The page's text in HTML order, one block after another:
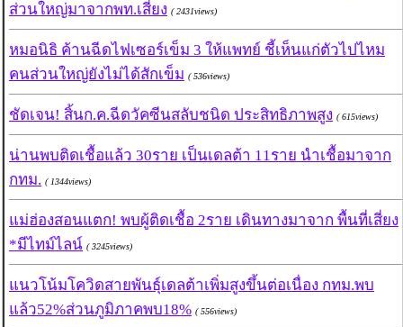
ส่วนใหญ่มาจากพท.เสี่ยง ( 2431views)
หมอนิธิ ค้านฉีดไฟเซอร์เข็ม 3 ให้แพทย์ ชี้เห็นแก่ตัวไปไหม
คนส่วนใหญ่ยังไม่ได้สักเข็ม ( 536views)
ชัดเจน! สิ้นก.ค.ฉีดวัคซีนสลับชนิด ประสิทธิภาพสูง ( 615views)
น่านพบติดเชื้อแล้ว 30ราย เป็นเดลต้า 11ราย นำเชื้อมาจาก
กทม. ( 1344views)
แม่ฮ่องสอนแตก! พบผู้ติดเชื้อ 2ราย เดินทางมาจาก พื้นที่เสี่ยง
*มีไทม์ไลน์ ( 3245views)
แนวโน้มโควิดสายพันธุ์เดลต้าเพิ่มสูงขึ้นต่อเนื่อง กทม.พบ
แล้ว52%ส่วนภูมิภาคพบ18% ( 556views)